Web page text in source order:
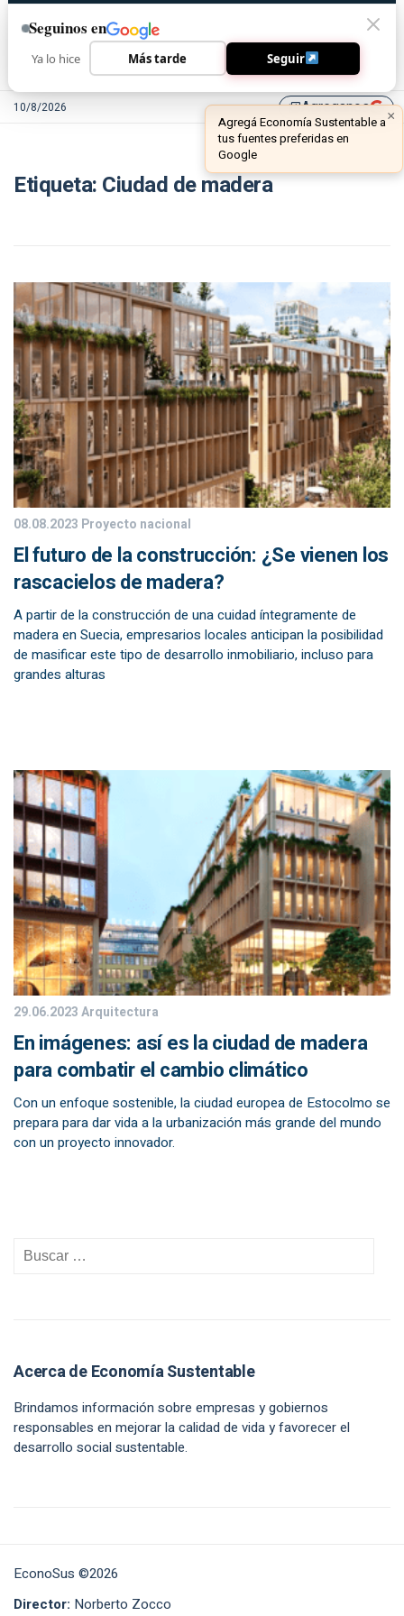
10/8/2026 library_addAgreganos ×
Agregá Economía Sustentable a
tus fuentes preferidas en
Google
Etiqueta: Ciudad de madera
08.08.2023 Proyecto nacional
El futuro de la construcción: ¿Se vienen los
rascacielos de madera?
A partir de la construcción de una cuidad íntegramente de
madera en Suecia, empresarios locales anticipan la posibilidad
de masificar este tipo de desarrollo inmobiliario, incluso para
grandes alturas
29.06.2023Arquitectura
En imágenes: así es la ciudad de madera
para combatir el cambio climático
Con un enfoque sostenible, la ciudad europea de Estocolmo se
prepara para dar vida a la urbanización más grande del mundo
con un proyecto innovador.
Acerca de Economía Sustentable
Brindamos información sobre empresas y gobiernos
responsables en mejorar la calidad de vida y favorecer el
desarrollo social sustentable.
EconoSus ©2026
Director: Norberto Zocco
Seguinos en
Ya lo hice Más tarde Seguir